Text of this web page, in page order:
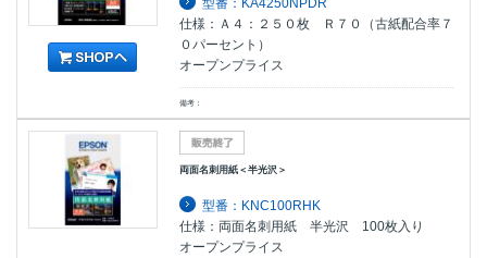
型番：KA4250NPDR
仕様：Ａ４：２５０枚 Ｒ７０（古紙配合率７
０パーセント）
オープンプライス
備考：
両面名刺用紙＜半光沢＞
型番：KNC100RHK
仕様：両面名刺用紙 半光沢 100枚入り
オープンプライス